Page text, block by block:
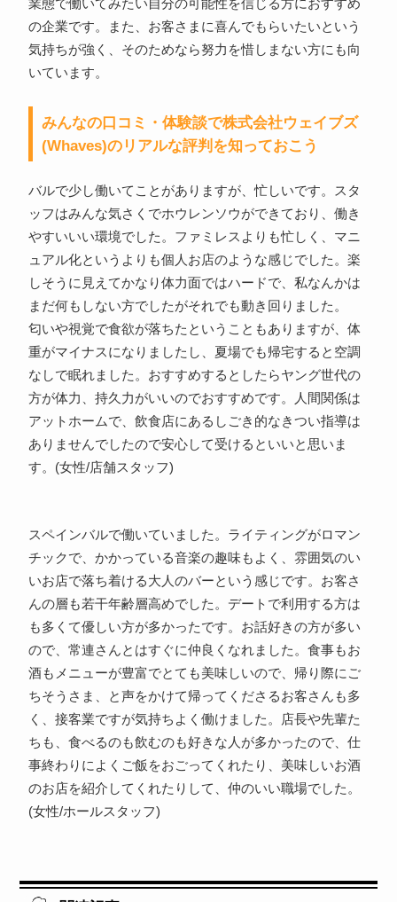
業態で働いてみたい自分の可能性を信じる方におすすめ
の企業です。また、お客さまに喜んでもらいたいという
気持ちが強く、そのためなら努力を惜しまない方にも向
いています。
みんなの口コミ・体験談で株式会社ウェイブズ
(Whaves)のリアルな評判を知っておこう
バルで少し働いてことがありますが、忙しいです。スタ
ッフはみんな気さくでホウレンソウができており、働き
やすいいい環境でした。ファミレスよりも忙しく、マニ
ュアル化というよりも個人お店のような感じでした。楽
しそうに見えてかなり体力面ではハードで、私なんかは
まだ何もしない方でしたがそれでも動き回りました。
匂いや視覚で食欲が落ちたということもありますが、体
重がマイナスになりましたし、夏場でも帰宅すると空調
なしで眠れました。おすすめするとしたらヤング世代の
方が体力、持久力がいいのでおすすめです。人間関係は
アットホームで、飲食店にあるしごき的なきつい指導は
ありませんでしたので安心して受けるといいと思いま
す。(女性/店舗スタッフ)
スペインバルで働いていました。ライティングがロマン
チックで、かかっている音楽の趣味もよく、雰囲気のい
いお店で落ち着ける大人のバーという感じです。お客さ
んの層も若干年齢層高めでした。デートで利用する方は
も多くて優しい方が多かったです。お話好きの方が多い
ので、常連さんとはすぐに仲良くなれました。食事もお
酒もメニューが豊富でとても美味しいので、帰り際にご
ちそうさま、と声をかけて帰ってくださるお客さんも多
く、接客業ですが気持ちよく働けました。店長や先輩た
ちも、食べるのも飲むのも好きな人が多かったので、仕
事終わりによくご飯をおごってくれたり、美味しいお酒
のお店を紹介してくれたりして、仲のいい職場でした。
(女性/ホールスタッフ)